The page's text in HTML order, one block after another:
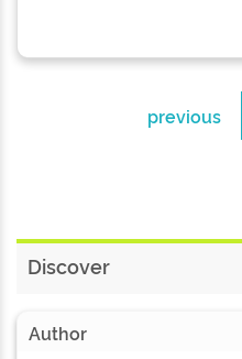
previous
Discover
Author